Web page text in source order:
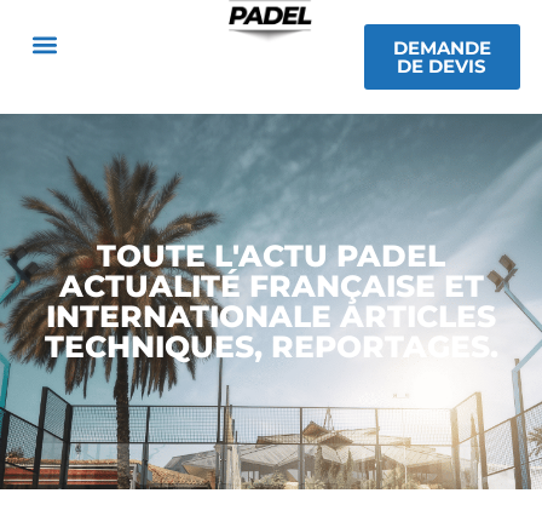
DEMANDE
DE DEVIS
TOUTE L'ACTU PADEL
ACTUALITÉ FRANÇAISE ET
INTERNATIONALE ARTICLES
TECHNIQUES, REPORTAGES.